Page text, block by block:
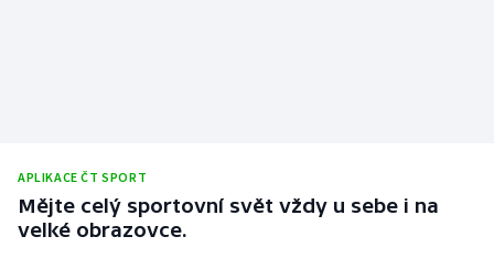
APLIKACE ČT SPORT
Mějte celý sportovní svět vždy u sebe i na
velké obrazovce.